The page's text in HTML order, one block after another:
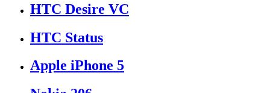
HTC Desire VC
HTC Status
Apple iPhone 5